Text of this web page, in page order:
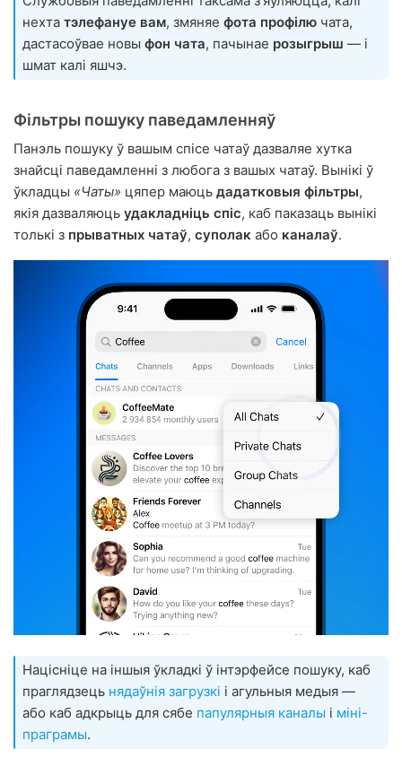
нехта тэлефануе вам, змяняе фота профілю чата,
дастасоўвае новы фон чата, пачынае розыгрыш — і
шмат калі яшчэ.
Фільтры пошуку паведамленняў
Панэль пошуку ў вашым спісе чатаў дазваляе хутка
знайсці паведамленні з любога з вашых чатаў. Вынікі ў
ўкладцы «Чаты» цяпер маюць дадатковыя фільтры,
якія дазваляюць удакладніць спіс, каб паказаць вынікі
толькі з прыватных чатаў, суполак або каналаў.
Націсніце на іншыя ўкладкі ў інтэрфейсе пошуку, каб
праглядзець нядаўнія загрузкі і агульныя медыя —
або каб адкрыць для сябе папулярныя каналы і міні-
праграмы.